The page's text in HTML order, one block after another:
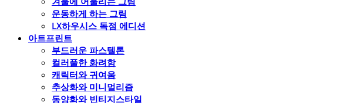
운동하게 하는 그림
LX하우시스 독점 에디션
아트프린트
부드러운 파스텔톤
컬러풀한 화려함
캐릭터와 귀여움
추상화와 미니멀리즘
동양화와 빈티지스타일